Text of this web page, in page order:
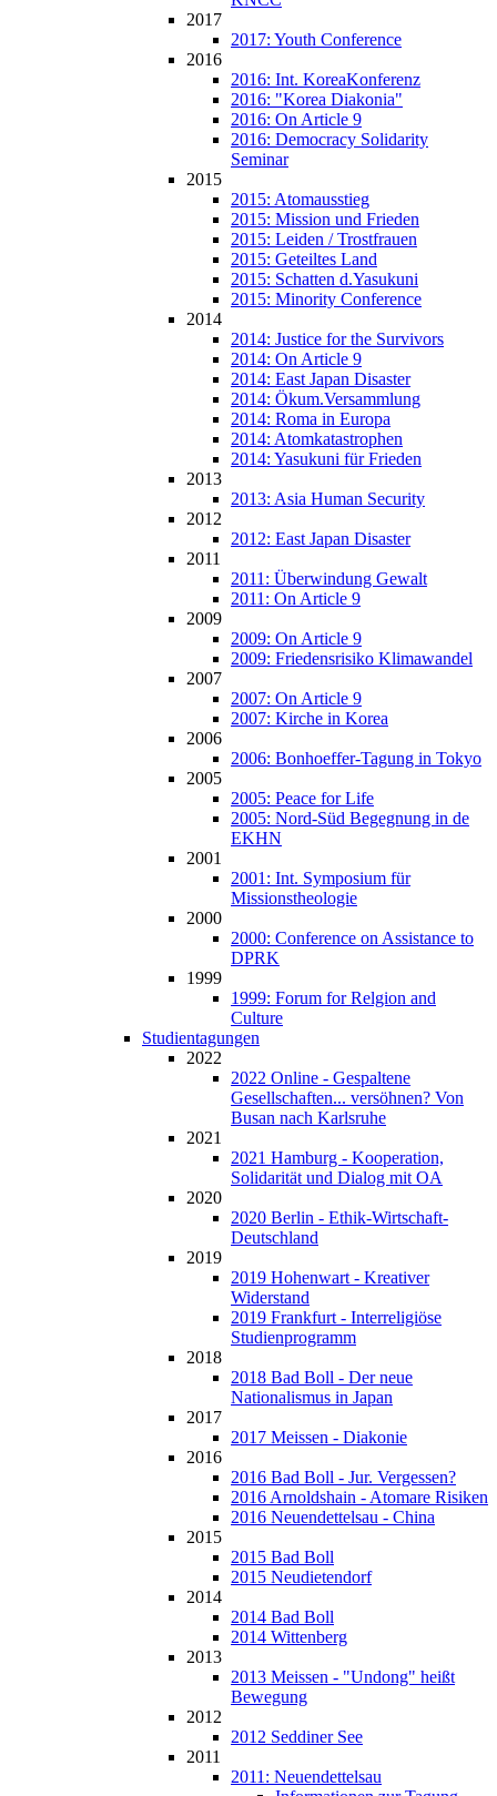
2017
2017: Youth Conference
2016
2016: Int. KoreaKonferenz
2016: "Korea Diakonia"
2016: On Article 9
2016: Democracy Solidarity
Seminar
2015
2015: Atomausstieg
2015: Mission und Frieden
2015: Leiden / Trostfrauen
2015: Geteiltes Land
2015: Schatten d.Yasukuni
2015: Minority Conference
2014
2014: Justice for the Survivors
2014: On Article 9
2014: East Japan Disaster
2014: Ökum.Versammlung
2014: Roma in Europa
2014: Atomkatastrophen
2014: Yasukuni für Frieden
2013
2013: Asia Human Security
2012
2012: East Japan Disaster
2011
2011: Überwindung Gewalt
2011: On Article 9
2009
2009: On Article 9
2009: Friedensrisiko Klimawandel
2007
2007: On Article 9
2007: Kirche in Korea
2006
2006: Bonhoeffer-Tagung in Tokyo
2005
2005: Peace for Life
2005: Nord-Süd Begegnung in de
EKHN
2001
2001: Int. Symposium für
Missionstheologie
2000
2000: Conference on Assistance to
DPRK
1999
1999: Forum for Relgion and
Culture
Studientagungen
2022
2022 Online - Gespaltene
Gesellschaften... versöhnen? Von
Busan nach Karlsruhe
2021
2021 Hamburg - Kooperation,
Solidarität und Dialog mit OA
2020
2020 Berlin - Ethik-Wirtschaft-
Deutschland
2019
2019 Hohenwart - Kreativer
Widerstand
2019 Frankfurt - Interreligiöse
Studienprogramm
2018
2018 Bad Boll - Der neue
Nationalismus in Japan
2017
2017 Meissen - Diakonie
2016
2016 Bad Boll - Jur. Vergessen?
2016 Arnoldshain - Atomare Risiken
2016 Neuendettelsau - China
2015
2015 Bad Boll
2015 Neudietendorf
2014
2014 Bad Boll
2014 Wittenberg
2013
2013 Meissen - "Undong" heißt
Bewegung
2012
2012 Seddiner See
2011
2011: Neuendettelsau